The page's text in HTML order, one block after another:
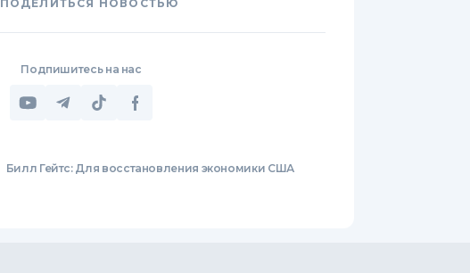
ПОДЕЛИТЬСЯ НОВОСТЬЮ
Подпишитесь на нас
Билл Гейтс: Для восстановления экономики США